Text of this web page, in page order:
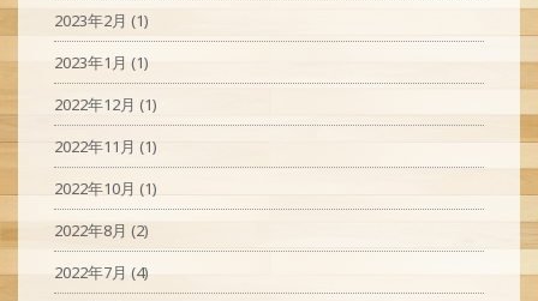
2023年2月 (1)
2023年1月 (1)
2022年12月 (1)
2022年11月 (1)
2022年10月 (1)
2022年8月 (2)
2022年7月 (4)